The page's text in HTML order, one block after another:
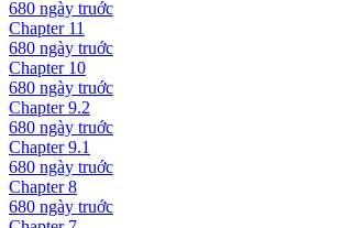
680 ngày truớc
Chapter 11
680 ngày truớc
Chapter 10
680 ngày truớc
Chapter9.2
680 ngày truớc
Chapter9.1
680 ngày truớc
Chapter8
680 ngày truớc